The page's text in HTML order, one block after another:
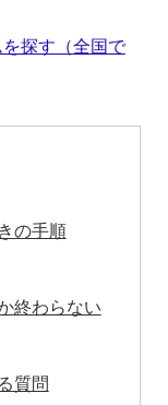
探す（全国で
の手順
終わらない
質問